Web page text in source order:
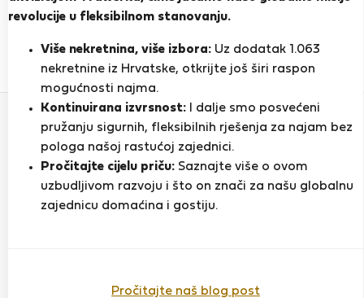
revolucije u fleksibilnom stanovanju.
Više nekretnina, više izbora: Uz dodatak 1.063
nekretnine iz Hrvatske, otkrijte još širi raspon
mogućnosti najma.
Kontinuirana izvrsnost: I dalje smo posvećeni
pružanju sigurnih, fleksibilnih rješenja za najam bez
pologa našoj rastućoj zajednici.
Pročitajte cijelu priču: Saznajte više o ovom
uzbudljivom razvoju i što on znači za našu globalnu
zajednicu domaćina i gostiju.
Pročitajte naš blog post
PRIKAŽI ŽIVOTOPIS
Ocjena i reference
0
Ponude
1
Ocjena